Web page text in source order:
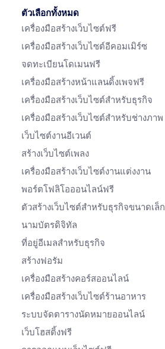
ตัวเลือกทั้งหมด
เครื่องมือสร้างเว็บไซต์ฟรี
เครื่องมือสร้างเว็บไซต์อีคอมเมิร์ซ
จดทะเบียนโดเมนฟรี
เครื่องมือสร้างหน้าแลนดิ้งเพจฟรี
เครื่องมือสร้างเว็บไซต์สำหรับธุรกิจ
เครื่องมือสร้างเว็บไซต์สำหรับช่างภาพ
เว็บไซต์งานอีเวนต์
สร้างเว็บไซต์เพลง
เครื่องมือสร้างเว็บไซต์งานแต่งงาน
พอร์ตโฟลิโอออนไลน์ฟรี
ตัวสร้างเว็บไซต์สำหรับธุรกิจขนาดเล็ก
นามบัตรดิจิทัล
ที่อยู่อีเมลสำหรับธุรกิจ
สร้างฟอรัม
เครื่องมือสร้างคอร์สออนไลน์
เครื่องมือสร้างเว็บไซต์ร้านอาหาร
ระบบจัดตารางนัดหมายออนไลน์
เว็บโฮสติ้งฟรี